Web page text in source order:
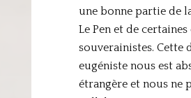
une bonne partie de
Le Pen et de
souverainistes. Cette
eugéniste nous est
étrangère et nous ne